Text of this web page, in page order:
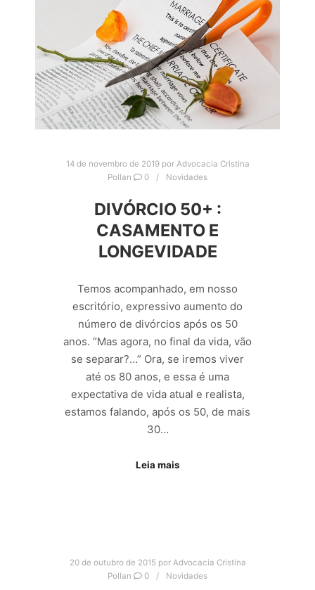
14 de novembro de 2019por Advocacia Cristina
Pollan
0 Novidades
DIVÓRCIO 50+ :
CASAMENTO E
LONGEVIDADE
Temos acompanhado, em nosso
escritório, expressivo aumento do
número de divórcios após os 50
anos. “Mas agora, no final da vida, vão
se separar?…” Ora, se iremos viver
até os 80 anos, e essa é uma
expectativa de vida atual e realista,
estamos falando, após os 50, de mais
30…
Leia mais
20 de outubro de 2015 por Advocacia Cristina
Pollan
0 Novidades